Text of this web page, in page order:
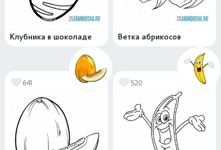
Клубника в шоколаде Ветка абрикосов
641 520